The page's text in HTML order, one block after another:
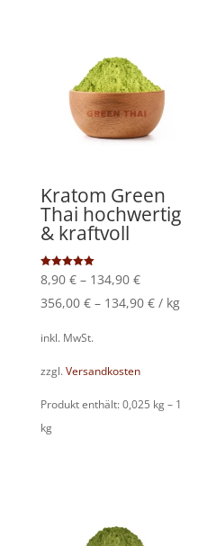
Kratom Green
Thai hochwertig
& kraftvoll
Bewertet
mit
von 5
8,90 €– 134,90 €
356,00 €– 134,90 €/ kg
inkl. MwSt.
zzgl. Versandkosten
Produkt enthält: 0,025 kg– 1
kg